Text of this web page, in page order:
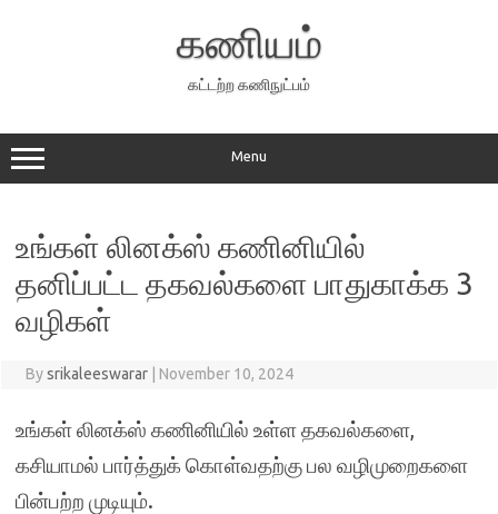
கணியம்
கட்டற்ற கணிநுட்பம்
Menu
உங்கள் லினக்ஸ் கணினியில்
தனிப்பட்ட தகவல்களை பாதுகாக்க 3
வழிகள்
Bysrikaleeswarar November 10, 2024
உங்கள் லினக்ஸ் கணினியில் உள்ள தகவல்களை,
கசியாமல் பார்த்துக் கொள்வதற்கு பல வழிமுறைகளை
பின்பற்ற முடியும்.